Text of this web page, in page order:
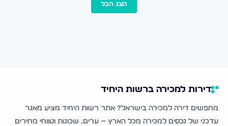
הצג הכל
דירות למכירה ברשות היחיד
מחפשים דירה למכירה בישראל? אתר רשות היחיד מציע מאגר
עדכני של נכסים למכירה מכל הארץ — ערים, שכונות וטווחי מחירים